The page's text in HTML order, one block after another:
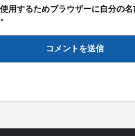
用するためブラウザーに自分の名